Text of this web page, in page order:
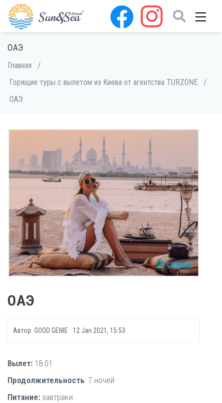
ОАЭ
Главная
/
Горящие туры с вылетом из Киева от агентства TURZONE
/
ОАЭ
ОАЭ
Автор GOOD GENIE 12 Jan 2021, 15:53
Вылет: 18.01
Продолжительность: 7 ночей
Питание: завтраки